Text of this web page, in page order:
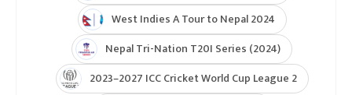
West Indies A Tour to Nepal 2024
Nepal Tri-Nation T20I Series (2024)
2023–2027 ICC Cricket World Cup League 2